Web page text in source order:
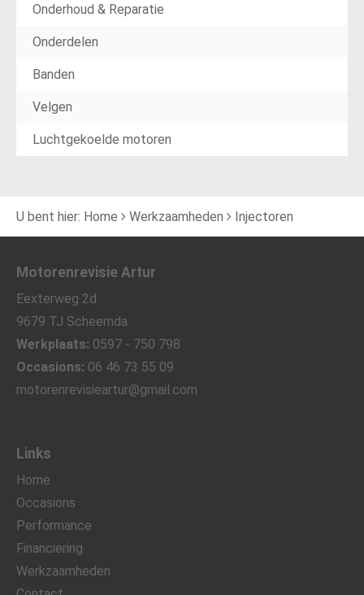
Onderhoud & Reparatie
Onderdelen
Banden
Velgen
Luchtgekoelde motoren
U bent hier: Home Werkzaamheden Injectoren
Motorenrevisie Artur
Eexterweg 2d
9679 TJ Scheemda
Werkplaats: 0597 - 750 798
Occasions: 06 46 73 55 09
motorenrevisieartur@gmail.com
Links
Home
Occasions
Performance
Financiering
Werkzaamheden